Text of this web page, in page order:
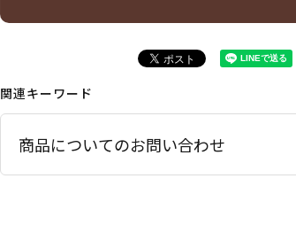
関連キーワード
商品についてのお問い合わせ